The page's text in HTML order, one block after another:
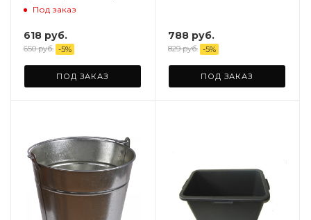
40х130 см
Под заказ
618 руб.
650руб. -5%
ПОД ЗАКАЗ
788 руб.
829руб. -5%
ПОД ЗАКАЗ